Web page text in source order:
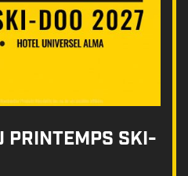
PRINTEMPS SKI-